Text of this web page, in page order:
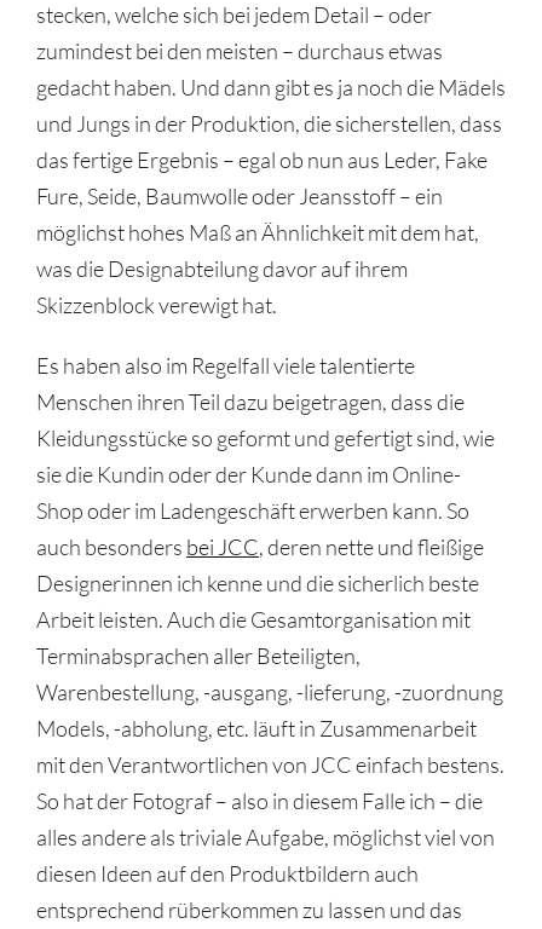
stecken, welche sich bei jedem Detail – oder
zumindest bei den meisten – durchaus etwas
gedacht haben. Und dann gibt es ja noch die Mädels
und Jungs in der Produktion, die sicherstellen, dass
das fertige Ergebnis – egal ob nun aus Leder, Fake
Fure, Seide, Baumwolle oder Jeansstoff – ein
möglichst hohes Maß an Ähnlichkeit mit dem hat,
was die Designabteilung davor auf ihrem
Skizzenblock verewigt hat.
Es haben also im Regelfall viele talentierte
Menschen ihren Teil dazu beigetragen, dass die
Kleidungsstücke so geformt und gefertigt sind, wie
sie die Kundin oder der Kunde dann im Online-
Shop oder im Ladengeschäft erwerben kann. So
auch besonders bei JCC, deren nette und fleißige
Designerinnen ich kenne und die sicherlich beste
Arbeit leisten. Auch die Gesamtorganisation mit
Terminabsprachen aller Beteiligten,
Warenbestellung, -ausgang, -lieferung, -zuordnung
Models, -abholung, etc. läuft in Zusammenarbeit
mit den Verantwortlichen von JCC einfach bestens.
So hat der Fotograf – also in diesem Falle ich – die
alles andere als triviale Aufgabe, möglichst viel von
diesen Ideen auf den Produktbildern auch
entsprechend rüberkommen zu lassen und das